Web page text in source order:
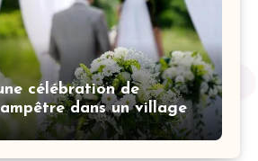
célébration de
dans un village